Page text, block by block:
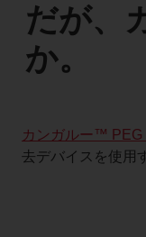
だが、
か。
カンガルー™ PEG
去デバイスを使用